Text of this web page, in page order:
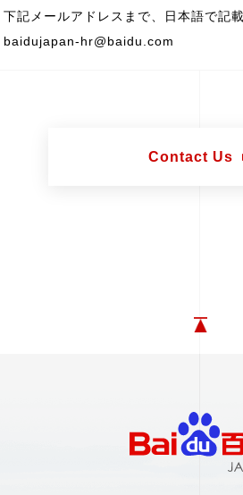
下記メールアドレスまで、日本語で記
baidujapan-hr@baidu.com
Contact Us